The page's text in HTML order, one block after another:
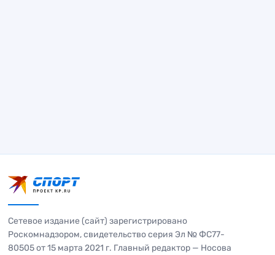
Сетевое издание (сайт) зарегистрировано
Роскомнадзором, свидетельство серия Эл № ФС77-
80505 от 15 марта 2021 г. Главный редактор — Носова